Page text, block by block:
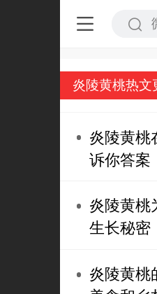
炎陵黄桃热文
炎陵黄桃
诉你答案
炎陵黄桃
生长秘密
炎陵黄